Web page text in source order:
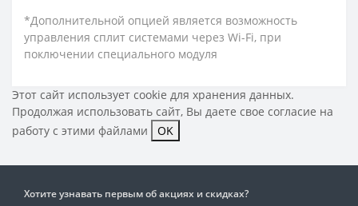
*Дополнительной опцией является возможность
управления сплит системами через Wi-Fi, при
поключении специального модуля
Этот сайт использует cookie для хранения данных.
Продолжая использовать сайт, Вы даете свое согласие на
работу с этими файлами
OK
Хотите узнавать первым об акциях и скидках?